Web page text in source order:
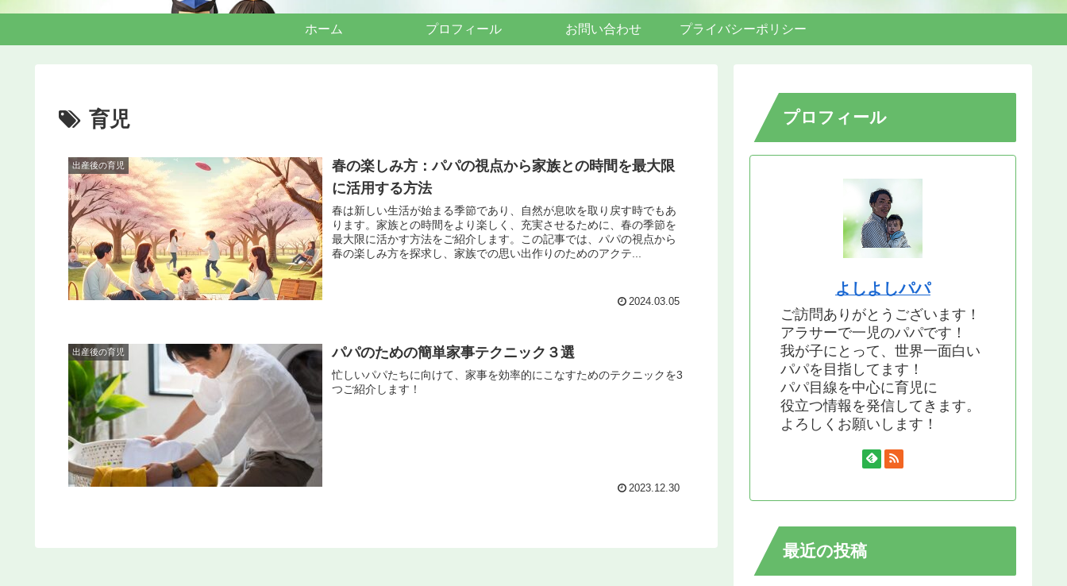
ホーム プロフィール お問い合わせ プライバシーポリシー
育児
出産後の育児
春の楽しみ方：パパの視点から家族との時間を最大限
に活用する方法
春は新しい生活が始まる季節であり、自然が息吹を取り戻す時でもあ
ります。家族との時間をより楽しく、充実させるために、春の季節を
最大限に活かす方法をご紹介します。この記事では、パパの視点から
春の楽しみ方を探求し、家族での思い出作りのためのアクテ...
2024.03.05
出産後の育児 パパのための簡単家事テクニック３選
忙しいパパたちに向けて、家事を効率的にこなすためのテクニックを3
つご紹介します！
2023.12.30
プロフィール
よしよしパパ
ご訪問ありがとうございます！
アラサーで一児のパパです！
我が子にとって、世界一面白い
パパを目指してます！
パパ目線を中心に育児に
役立つ情報を発信してきます。
よろしくお願いします！
最近の投稿